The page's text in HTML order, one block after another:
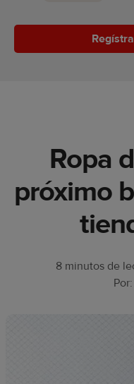
ecommerce
Guía
para
novatos
Ropa
próximo
8 minutos de
Por: